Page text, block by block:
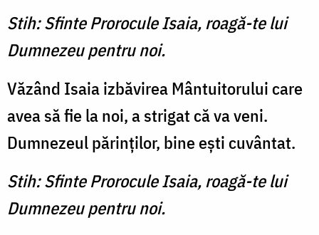
Stih: Sfinte Prorocule Isaia, roagă-te lui
Dumnezeu pentru noi.
Văzând Isaia izbăvirea Mântuitorului care
avea să fie la noi, a strigat că va veni.
Dumnezeul părinţilor, bine eşti cuvântat.
Stih: Sfinte Prorocule Isaia, roagă-te lui
Dumnezeu pentru noi.